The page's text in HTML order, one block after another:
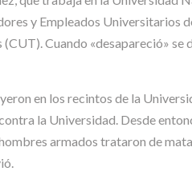
y Empleados Universitarios
Cuando «desapareció»
en los recintos de la
la Universidad. Desde
armados trataron de